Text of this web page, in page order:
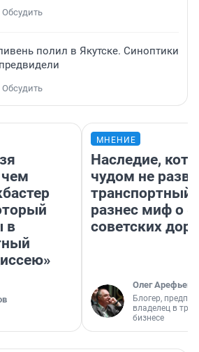
Обсудить
полил в Якутске. Синоптики
Обсудить
в
МНЕНИЕ
Наследие,
чудом не
транспортный
разнес миф о
советских
Олег Арефьев
Блогер,
владелец в
бизнесе